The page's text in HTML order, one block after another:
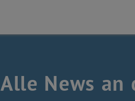
Alle News an